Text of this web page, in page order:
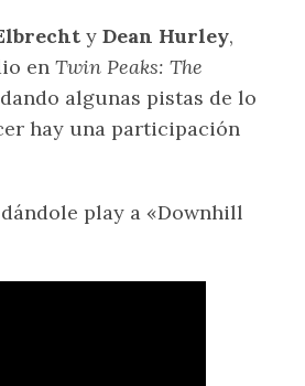
y Dean Hurley,
en Twin Peaks: The
algunas pistas de lo
hay una participación
play a «Downhill